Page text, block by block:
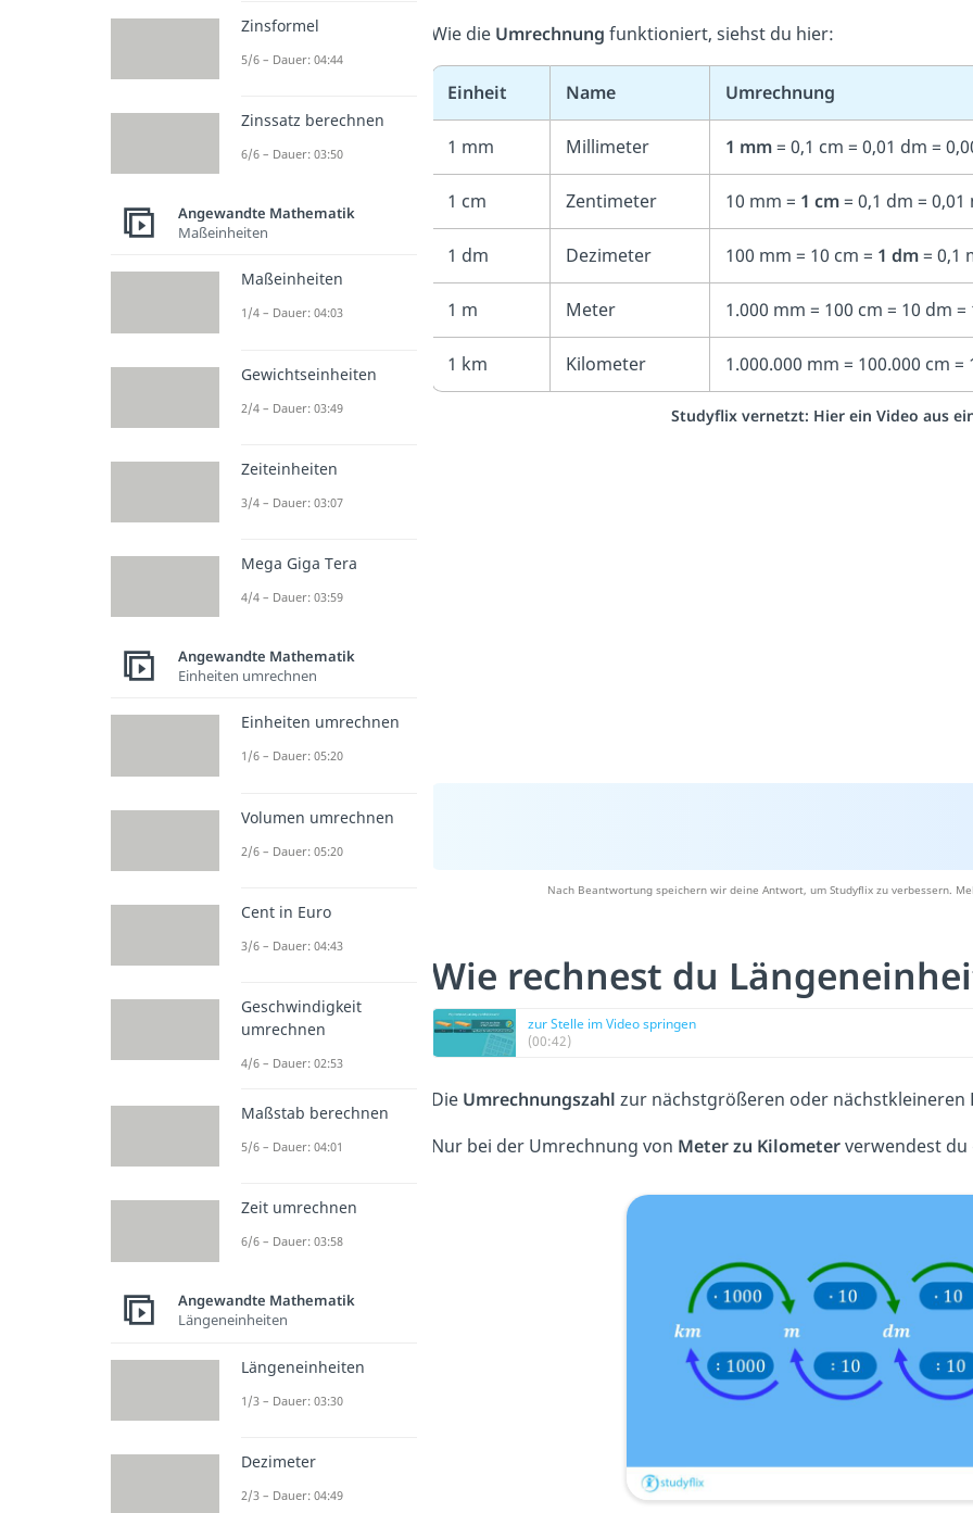
Wie die Umrechnung funktioniert, siehst du hier:
Einheit Name Umrechnung
1 mm Millimeter 1 mm= 0,1 cm = 0,01 dm =
1 cm Zentimeter 10 mm = 1 cm= 0,1 dm = 0,01
1 dm Dezimeter 100 mm = 10 cm = 1 dm= 0,1
1 m Meter 1.000 mm = 100 cm = 10 dm =
1 km Kilometer 1.000.000 mm = 100.000 cm
Studyflix vernetzt: Hier ein Video aus
Nach Beantwortung speichern wir deine Antwort, um Studyflix zu verbessern.
Wie rechnest du
zur Stelle im Video springen
(00:42)
Die Umrechnungszahl zur nächstgrößeren oder
Nur bei der Umrechnung von Meter zu Kilometerverwendest
Zinsformel
5/6 – Dauer: 04:44
Zinssatz berechnen
6/6 – Dauer: 03:50
Angewandte Mathematik
Maßeinheiten
Maßeinheiten
1/4 – Dauer: 04:03
Gewichtseinheiten
2/4 – Dauer: 03:49
Zeiteinheiten
3/4 – Dauer: 03:07
Mega Giga Tera
4/4 – Dauer: 03:59
Angewandte Mathematik
Einheiten umrechnen
Einheiten umrechnen
1/6 – Dauer: 05:20
Volumen umrechnen
2/6 – Dauer: 05:20
Cent in Euro
3/6 – Dauer: 04:43
Geschwindigkeit
umrechnen
4/6 – Dauer: 02:53
Maßstab berechnen
5/6 – Dauer: 04:01
Zeit umrechnen
6/6 – Dauer: 03:58
Angewandte Mathematik
Längeneinheiten
Längeneinheiten
1/3 – Dauer: 03:30
Dezimeter
2/3 – Dauer: 04:49